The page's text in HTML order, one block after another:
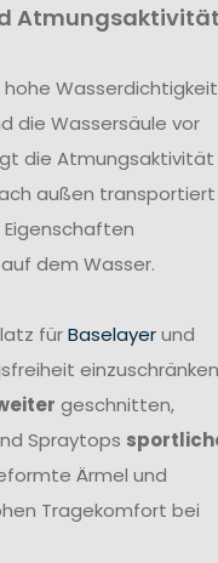
Wasserdichtigkeit
die Wassersäule vor
die Atmungsaktivität
außen transportiert
auf dem Wasser.
fürBaselayerund
geschnitten,
Spraytops
Ärmel und
Tragekomfort bei